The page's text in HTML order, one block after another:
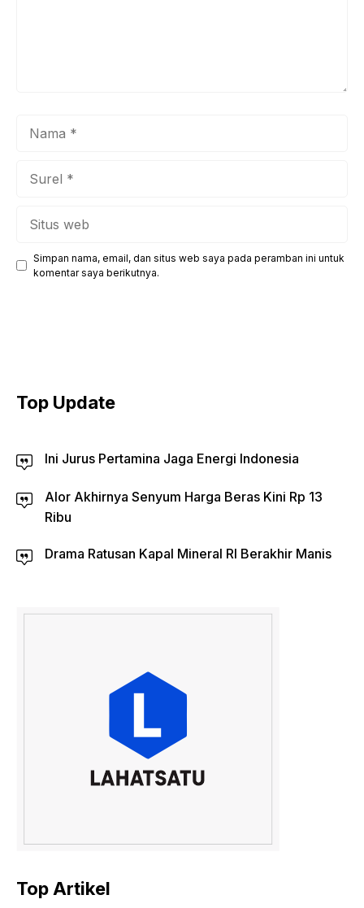
Simpan nama, email, dan situs web saya pada peramban ini untuk
komentar saya berikutnya.
Top Update
Ini Jurus Pertamina Jaga Energi Indonesia
Alor Akhirnya Senyum Harga Beras Kini Rp 13
Ribu
Drama Ratusan Kapal Mineral RI Berakhir Manis
Top Artikel